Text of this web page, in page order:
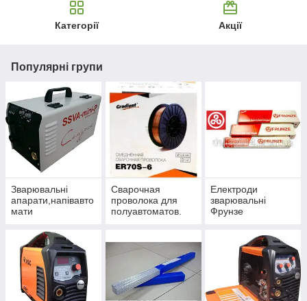
Категорії Акції
Популярні групи
Зварювальні
апарати,напівавто
мати
Сварочная
проволока для
полуавтоматов.
Електроди
зварювальні
Фрунзе
оноліт Рц,Вістек